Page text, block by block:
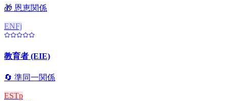
🎁 恩恵関係
ENFj
教育者 (EIE)
🔄 準同一関係
ESTp